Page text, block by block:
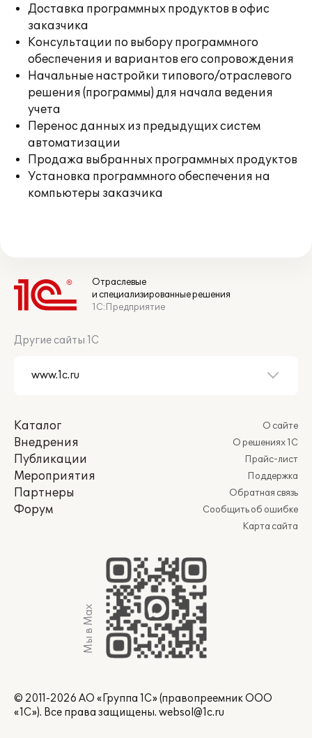
Доставка программных продуктов в офис
заказчика
Консультации по выбору программного
обеспечения и вариантов его сопровождения
Начальные настройки типового/отраслевого
решения (программы) для начала ведения
учета
Перенос данных из предыдущих систем
автоматизации
Продажа выбранных программных продуктов
Установка программного обеспечения на
компьютеры заказчика
Отраслевые
и специализированные решения
1С:Предприятие
Другие сайты 1С
Каталог
Внедрения
Публикации
Мероприятия
Партнеры
Форум
О сайте
О решениях 1С
Прайс-лист
Поддержка
Обратная связь
Сообщить об ошибке
Карта сайта
Мы в Max
© 2011-2026 АО «Группа 1С» (правопреемник ООО
«1С»). Все права защищены. websol@1c.ru